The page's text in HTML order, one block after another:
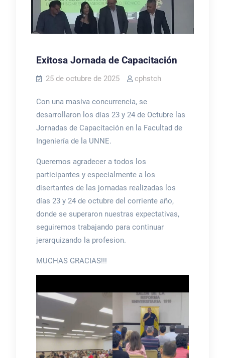
Exitosa Jornada de Capacitación
25 de octubre de 2025 cphstch
Con una masiva concurrencia, se
desarrollaron los días 23 y 24 de Octubre las
Jornadas de Capacitación en la Facultad de
Ingeniería de la UNNE.
Queremos agradecer a todos los
participantes y especialmente a los
disertantes de las jornadas realizadas los
días 23 y 24 de octubre del corriente año,
donde se superaron nuestras expectativas,
seguiremos trabajando para continuar
jerarquizando la profesion.
MUCHAS GRACIAS!!!